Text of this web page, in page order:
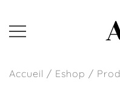
content
Accueil / Eshop /